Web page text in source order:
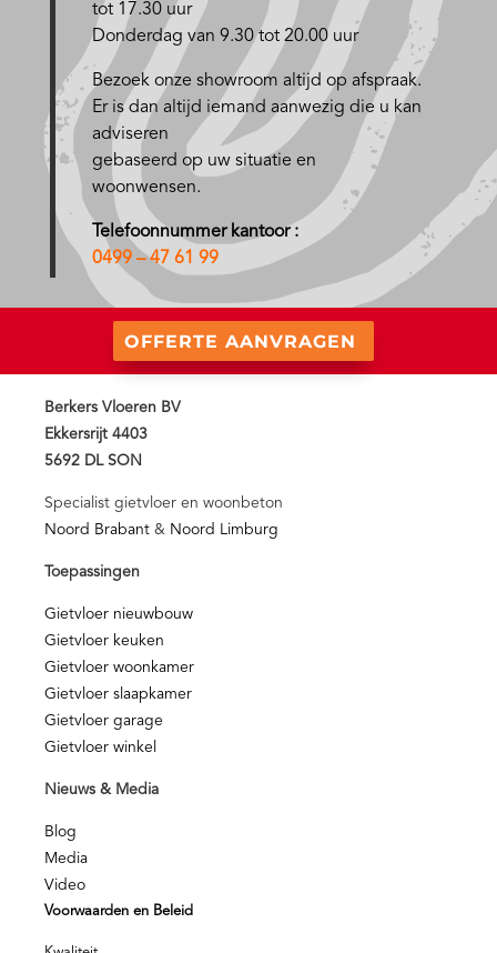
tot 17.30 uur
Donderdag van 9.30 tot 20.00 uur
Bezoek onze showroom altijd op afspraak.
Er is dan altijd iemand aanwezig die u kan
adviseren
gebaseerd op uw situatie en
woonwensen.
Telefoonnummer kantoor :
0499 – 47 61 99
OFFERTE AANVRAGEN
Berkers Vloeren BV
Ekkersrijt 4403
5692 DL SON
Specialist gietvloer en woonbeton
Noord Brabant & Noord Limburg
Toepassingen
Gietvloer nieuwbouw
Gietvloer keuken
Gietvloer woonkamer
Gietvloer slaapkamer
Gietvloer garage
Gietvloer winkel
Nieuws & Media
Blog
Media
Video
Voorwaarden en Beleid